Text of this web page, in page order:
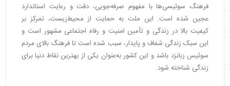
فرهنگ سوئیسی‌ها با مفهوم صرفه‌جویی، دقت و رعایت استاندارد
عجین شده است. این ملت به حمایت از محیط‌زیست، تمرکز بر
کیفیت بالا در زندگی و تأمین امنیت و رفاه اجتماعی مشهور است و
این سبک زندگی شفاف و پایدار، سبب شده است تا فرهنگ بالای مردم
سوئیس زبانزد باشد و این کشور به‌عنوان یکی از بهترین نقاط دنیا برای
زندگی شناخته شود.